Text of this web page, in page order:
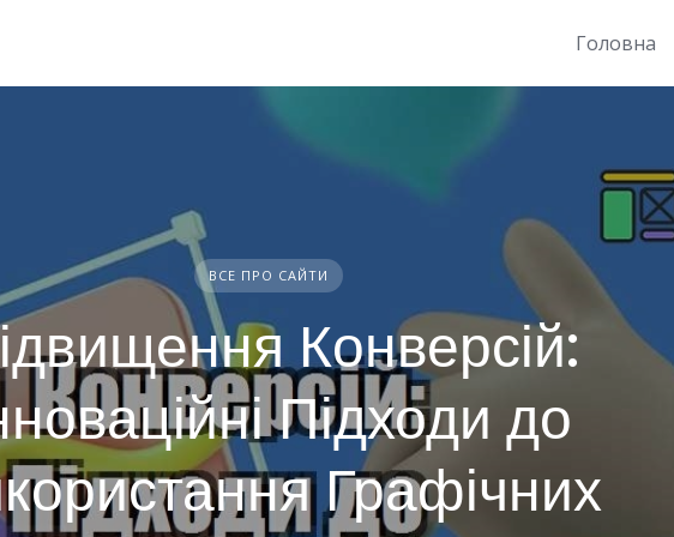
Головна
ВСЕ ПРО САЙТИ
Конверсій:
Підходи до
Графічних